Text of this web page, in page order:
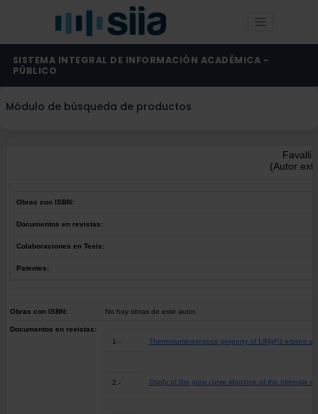
SISTEMA INTEGRAL DE INFORMACIÓN ACADÉMICA -
PÚBLICO
Módulo de búsqueda de productos
Favalli,
(Autor
Obras con ISBN:
Documentos en revistas:
Colaboraciones en Tesis:
Patentes:
Obras con ISBN: No hay obras de este autor.
Documentos en revistas:
1.-
Thermoluminescence property of LiMgF3 erbium
2.- Study of the glow curve structure of the minerals